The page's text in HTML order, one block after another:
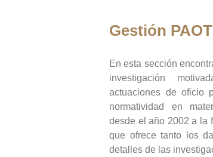
Gestión PAOT
En esta sección
investigación
actuaciones de oficio
normatividad en
desde el año 2002 a la
que ofrece tanto los
detalles de las